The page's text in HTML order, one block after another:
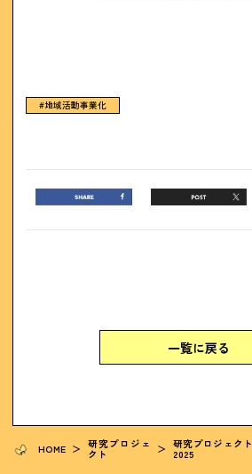
#地域活動事業化
一覧に戻る
HOME ＞ 研究プロジェ
クト
＞
研究プロジェクト
2025